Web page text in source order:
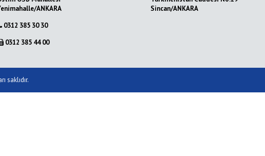
ANKARA
0312 385 30 30
0312 385 44 00
Sincan/ANKARA
saklıdır.